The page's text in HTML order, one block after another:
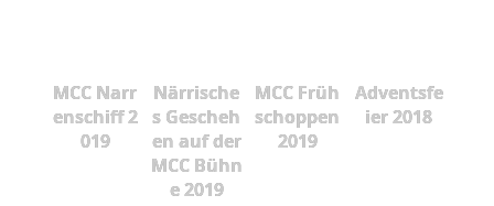
MCC Narr
enschiff 2
019
Närrische
s Gescheh
en auf der
MCC Bühn
e 2019
MCC Früh
schoppen
2019
Adventsfe
ier 2018